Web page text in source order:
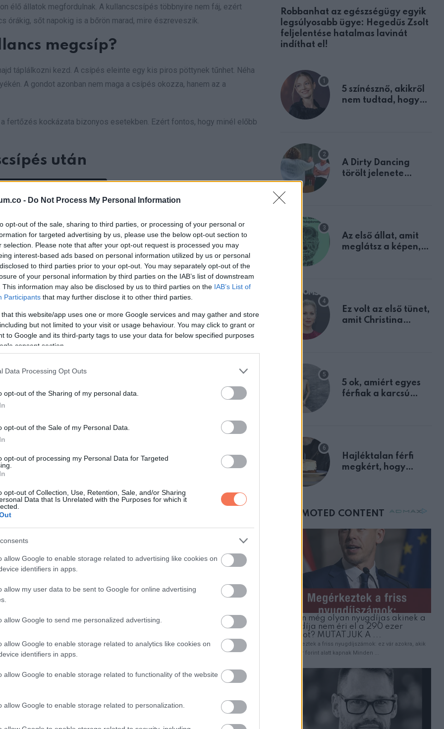
- Do Not Process My Personal Information
opt-out of the sale, sharing to third parties, or processing of your personal or
for targeted advertising by us, please use the below opt-out section to
selection. Please note that after your opt-out request is processed you may
interest-based ads based on personal information utilized by us or personal
to third parties prior to your opt-out. You may separately opt-out of the
of your personal information by third parties on the IAB’s list of downstream
This information may also be disclosed by us to third parties on the IAB’s List of
Participants that may further disclose it to other third parties.
that this website/app uses one or more Google services and may gather and store
but not limited to your visit or usage behaviour. You may click to grant or
to Google and its third-party tags to use your data for below specified purposes
consent section.
Data Processing Opt Outs
opt-out of the Sharing of my personal data.
opt-out of the Sale of my Personal Data.
opt-out of processing my Personal Data for Targeted
opt-out of Collection, Use, Retention, Sale, and/or Sharing
Data that Is Unrelated with the Purposes for which it
allow Google to enable storage related to advertising like cookies on
identifiers in apps.
allow my user data to be sent to Google for online advertising
allow Google to send me personalized advertising.
allow Google to enable storage related to analytics like cookies on
identifiers in apps.
allow Google to enable storage related to functionality of the website
allow Google to enable storage related to personalization.
élő állatok megfordulnak. A kullancscsípés többnyire nem fáj, ezért
órákig, sőt napokig is a bőrön marad, mire észreveszik.
megcsíp?
táplálkozni kezd. A csípés eleinte egy kis piros pöttynek tűnhet. Néha
A gondot azonban nem maga a csípés okozza, hanem az a
fertőzés kockázata bizonyos esetekben. Ezért fontos, hogy minél előbb
után
függetlenül napokig vagy hetekig figyelni kell a test jelzéseit.
ízületi fájdalom, nyirokcsomó-duzzanat vagy terjedő kiütés.
jele is lehet. Egyesek hidegrázást, gyengeséget vagy
a kullancsok?
a Lyme-kór, amely lázat, fáradtságot, fejfájást, izomfájdalmat,
az ízületeket, az idegrendszert vagy a szívet is érintheti.
spotted fever nevű betegséget, az ehrlichiosist, az
súlyosak lehetnek, főleg gyerekeknél, idősebbeknél és
fáj, felduzzad, meleggé válik vagy genny jelenik meg rajta. Akkor is
ízületi fájdalom vagy szokatlan fáradtság jelentkezik.
gyenge lesz, bénulásos tüneteket mutat, mellkasi fájdalmat érez,
a kullancsot?
Robbanhat az egészségügy egyik
legsúlyosabb ügye: Hegedűs Zsolt
feljelentése hatalmas lavinát
indíthat el!
5 színésznő, akikről
nem tudtad, hogy
A Dirty Dancing
törölt jelenete
Az első állat, amit
meglátsz a képen,
Ez volt az első tünet,
amit Christina
5 ok, amiért egyes
férfiak a karcsú
Hajléktalan férfi
megkért, hogy
mellettem ült az első